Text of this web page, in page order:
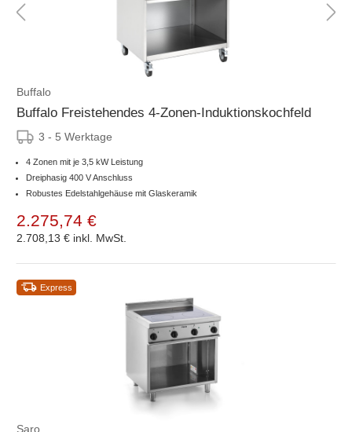
Buffalo
Buffalo Freistehendes 4-Zonen-Induktionskochfeld
3 - 5 Werktage
4 Zonen mit je 3,5 kW Leistung
Dreiphasig 400 V Anschluss
Robustes Edelstahlgehäuse mit Glaskeramik
2.275,74 €
2.708,13 € inkl. MwSt.
Express
Saro